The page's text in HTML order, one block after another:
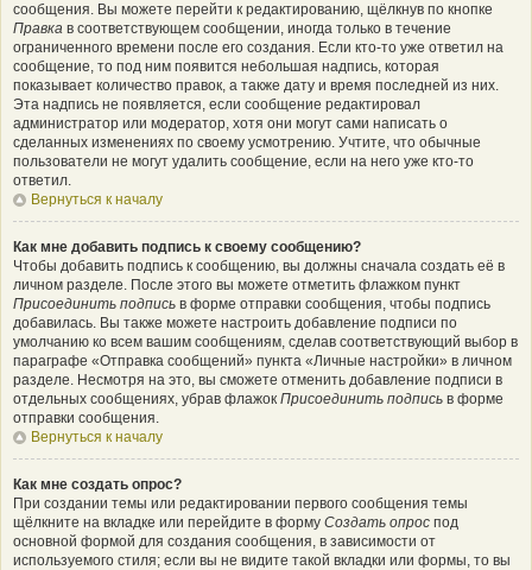
сообщения. Вы можете перейти к редактированию, щёлкнув по кнопке
Правка в соответствующем сообщении, иногда только в течение
ограниченного времени после его создания. Если кто-то уже ответил на
сообщение, то под ним появится небольшая надпись, которая
показывает количество правок, а также дату и время последней из них.
Эта надпись не появляется, если сообщение редактировал
администратор или модератор, хотя они могут сами написать о
сделанных изменениях по своему усмотрению. Учтите, что обычные
пользователи не могут удалить сообщение, если на него уже кто-то
ответил.
Вернуться к началу
Как мне добавить подпись к своему сообщению?
Чтобы добавить подпись к сообщению, вы должны сначала создать её в
личном разделе. После этого вы можете отметить флажком пункт
Присоединить подпись в форме отправки сообщения, чтобы подпись
добавилась. Вы также можете настроить добавление подписи по
умолчанию ко всем вашим сообщениям, сделав соответствующий выбор в
параграфе «Отправка сообщений» пункта «Личные настройки» в личном
разделе. Несмотря на это, вы сможете отменить добавление подписи в
отдельных сообщениях, убрав флажок Присоединить подпись в форме
отправки сообщения.
Вернуться к началу
Как мне создать опрос?
При создании темы или редактировании первого сообщения темы
щёлкните на вкладке или перейдите в форму Создать опрос под
основной формой для создания сообщения, в зависимости от
используемого стиля; если вы не видите такой вкладки или формы, то вы